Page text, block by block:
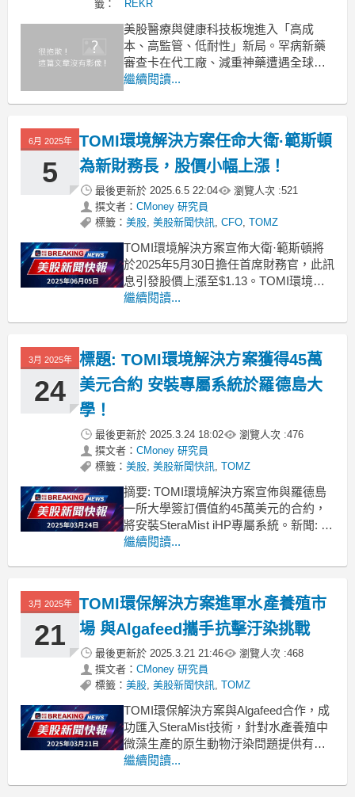
籤：
REKR
美股醫療與健康科技板塊進入「高成
本、高監管、低耐性」新局。罕病新藥
審查卡在代工廠、減重神藥遭遇全球價
格戰，感染控制與資料分析公司則靠AI
display: flex !i
繼續閱讀...
6月 2025年
5
TOMI環境解決方案任命大衛·範斯頓
為新財務長，股價小幅上漲！
最後更新於 2025.6.5 22:04 瀏覽人次 :521
撰文者： CMoney 研究員
標籤： 美股, 美股新聞快訊, CFO, TOMZ
TOMI環境解決方案宣佈大衛·範斯頓將
於2025年5月30日擔任首席財務官，此訊
息引發股價上漲至$1.13。TOMI環境解
決方案（NASDAQ:TOMZ）在週四宣
股權及上市公司中擁有豐富的高階財務
管理經驗，曾擔任Jon-Do
繼續閱讀...
3月 2025年
24
標題: TOMI環境解決方案獲得45萬
美元合約 安裝專屬系統於羅德島大
學！
最後更新於 2025.3.24 18:02 瀏覽人次 :476
撰文者： CMoney 研究員
標籤： 美股, 美股新聞快訊, TOMZ
摘要: TOMI環境解決方案宣佈與羅德島
一所大學簽訂價值約45萬美元的合約，
將安裝SteraMist iHP專屬系統。新聞:
TOMI環境解決方案
計劃在羅德島的一所大學進行SteraMist
iHP專屬系統的安裝
繼續閱讀...
3月 2025年
21
TOMI環保解決方案進軍水產養殖市
場 與Algafeed攜手抗擊汙染挑戰
最後更新於 2025.3.21 21:46 瀏覽人次 :468
撰文者： CMoney 研究員
標籤： 美股, 美股新聞快訊, TOMZ
TOMI環保解決方案與Algafeed合作，成
功匯入SteraMist技術，針對水產養殖中
微藻生產的原生動物汙染問題提供有效
解決。TOMI環保解決方案
繼續閱讀...